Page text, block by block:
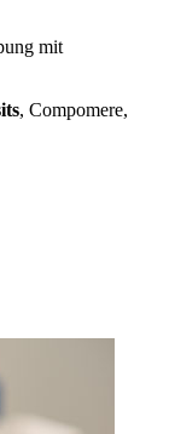
mit
, Compomere,